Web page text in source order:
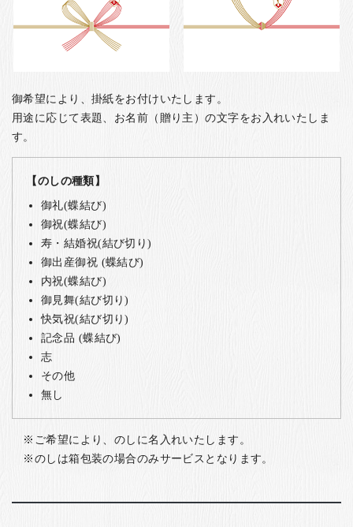
御希望により、掛紙をお付けいたします。
用途に応じて表題、お名前（贈り主）の文字をお入れいたしま
す。
【のしの種類】
御礼(蝶結び)
御祝(蝶結び)
寿・結婚祝(結び切り)
御出産御祝 (蝶結び)
内祝(蝶結び)
御見舞(結び切り)
快気祝(結び切り)
記念品 (蝶結び)
志
その他
無し
ご希望により、のしに名入れいたします。
のしは箱包装の場合のみサービスとなります。